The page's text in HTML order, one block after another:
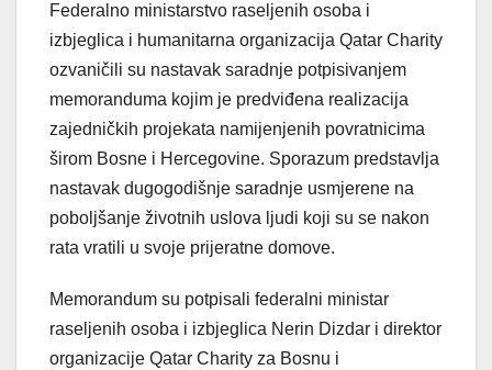
Federalno ministarstvo raseljenih osoba i
izbjeglica i humanitarna organizacija Qatar Charity
ozvaničili su nastavak saradnje potpisivanjem
memoranduma kojim je predviđena realizacija
zajedničkih projekata namijenjenih povratnicima
širom Bosne i Hercegovine. Sporazum predstavlja
nastavak dugogodišnje saradnje usmjerene na
poboljšanje životnih uslova ljudi koji su se nakon
rata vratili u svoje prijeratne domove.
Memorandum su potpisali federalni ministar
raseljenih osoba i izbjeglica Nerin Dizdar i direktor
organizacije Qatar Charity za Bosnu i